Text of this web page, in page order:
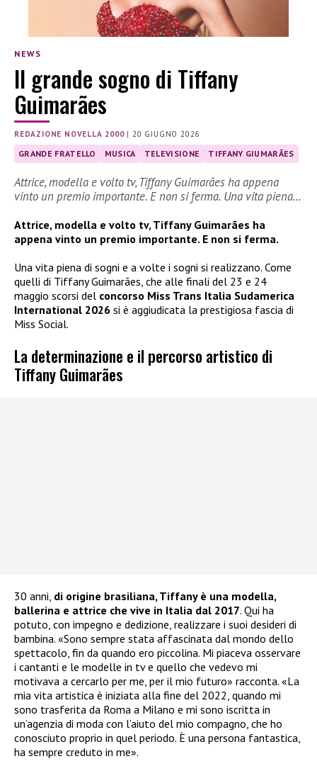
NEWS
Il grande sogno di Tiffany
Guimarães
REDAZIONE NOVELLA 2000|20 GIUGNO 2026
GRANDE FRATELLO MUSICA TELEVISIONE TIFFANY GIUMARÃES
Attrice, modella e volto tv, Tiffany Guimarães ha appena
vinto un premio importante. E non si ferma. Una vita piena…
Attrice, modella e volto tv, Tiffany Guimarães ha
appena vinto un premio importante. E non si ferma.
Una vita piena di sogni e a volte i sogni si realizzano. Come
quelli di Tiffany Guimarães, che alle finali del 23 e 24
maggio scorsi del concorso Miss Trans Italia Sudamerica
International 2026 si è aggiudicata la prestigiosa fascia di
Miss Social.
La determinazione e il percorso artistico di
Tiffany Guimarães
30 anni, di origine brasiliana, Tiffany è una modella,
ballerina e attrice che vive in Italia dal 2017. Qui ha
potuto, con impegno e dedizione, realizzare i suoi desideri di
bambina. «Sono sempre stata affascinata dal mondo dello
spettacolo, fin da quando ero piccolina. Mi piaceva osservare
i cantanti e le modelle in tv e quello che vedevo mi
motivava a cercarlo per me, per il mio futuro» racconta. «La
mia vita artistica è iniziata alla fine del 2022, quando mi
sono trasferita da Roma a Milano e mi sono iscritta in
un’agenzia di moda con l’aiuto del mio compagno, che ho
conosciuto proprio in quel periodo. È una persona fantastica,
ha sempre creduto in me».